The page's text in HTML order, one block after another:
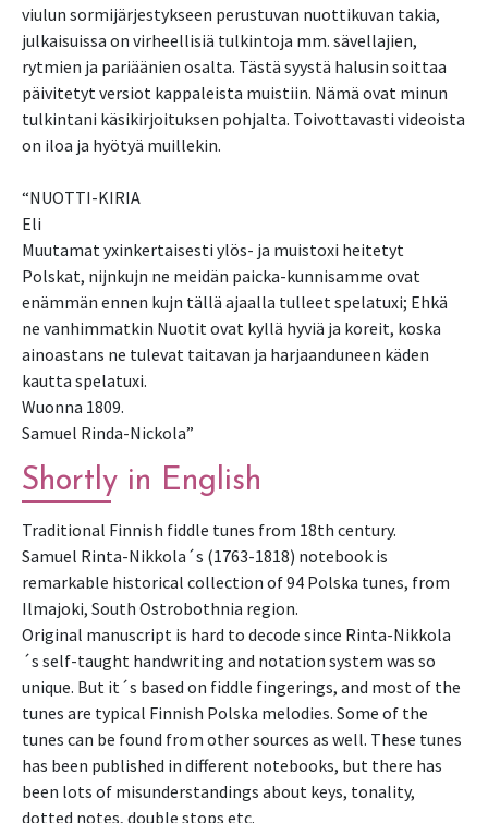
viulun sormijärjestykseen perustuvan nuottikuvan takia,
julkaisuissa on virheellisiä tulkintoja mm. sävellajien,
rytmien ja pariäänien osalta. Tästä syystä halusin soittaa
päivitetyt versiot kappaleista muistiin. Nämä ovat minun
tulkintani käsikirjoituksen pohjalta. Toivottavasti videoista
on iloa ja hyötyä muillekin.
“NUOTTI-KIRIA
Eli
Muutamat yxinkertaisesti ylös- ja muistoxi heitetyt
Polskat, nijnkujn ne meidän paicka-kunnisamme ovat
enämmän ennen kujn tällä ajaalla tulleet spelatuxi; Ehkä
ne vanhimmatkin Nuotit ovat kyllä hyviä ja koreit, koska
ainoastans ne tulevat taitavan ja harjaanduneen käden
kautta spelatuxi.
Wuonna 1809.
Samuel Rinda-Nickola”
Shortly in English
Traditional Finnish fiddle tunes from 18th century.
Samuel Rinta-Nikkola´s (1763-1818) notebook is
remarkable historical collection of 94 Polska tunes, from
Ilmajoki, South Ostrobothnia region.
Original manuscript is hard to decode since Rinta-Nikkola
´s self-taught handwriting and notation system was so
unique. But it´s based on fiddle fingerings, and most of the
tunes are typical Finnish Polska melodies. Some of the
tunes can be found from other sources as well. These tunes
has been published in different notebooks, but there has
been lots of misunderstandings about keys, tonality,
dotted notes, double stops etc.